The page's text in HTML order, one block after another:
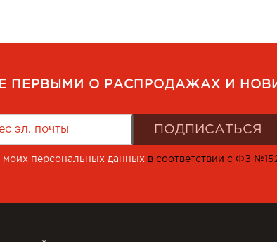
ПЕРВЫМИ О РАСПРОДАЖАХ И
моих персональных данных в соответствии с ФЗ